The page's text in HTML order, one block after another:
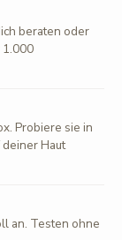
beraten oder
1.000
Probiere sie in
Haut
an. Testen ohne